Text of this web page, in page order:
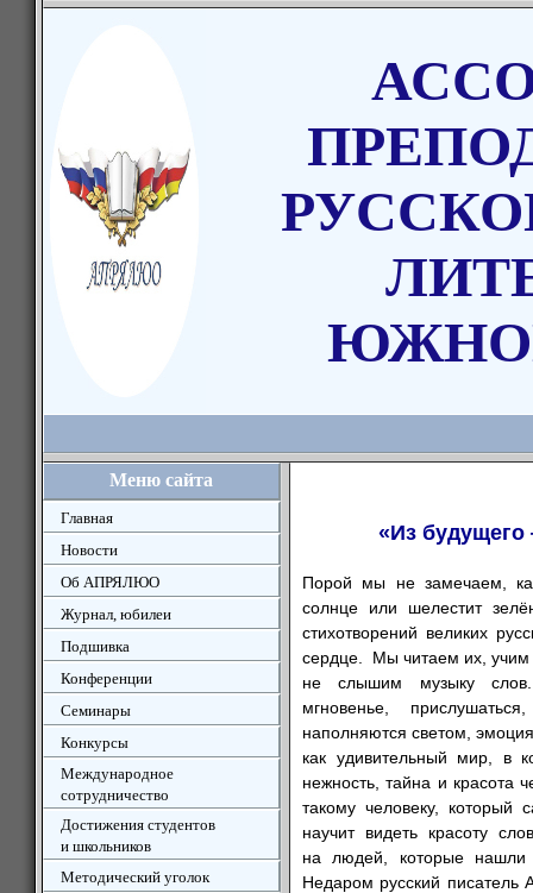
Меню сайта
Главная
Новости
Об АПРЯЛЮО
Журнал, юбилеи
Подшивка
Конференции
Семинары
Конкурсы
Международное
сотрудничество
Достижения студентов
и школьников
Методический уголок
«Из
Порой мы не замечаем,
солнце или шелестит
стихотворений великих
сердце. Мы читаем их, учим
не слышим музыку
мгновенье,
наполняются светом,
как удивительный мир, в
нежность, тайна и красота
такому человеку,
научит видеть красоту
на людей, которые нашли
Недаром русский писатель